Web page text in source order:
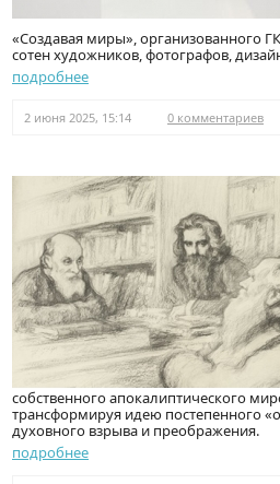
«Создавая миры», организованного
сотен художников, фотографов,
подробнее
2 июня 2025, 15:14 0 комментариев
собственного апокалиптического
трансформируя идею постепенного
духовного взрыва и преображения.
подробнее